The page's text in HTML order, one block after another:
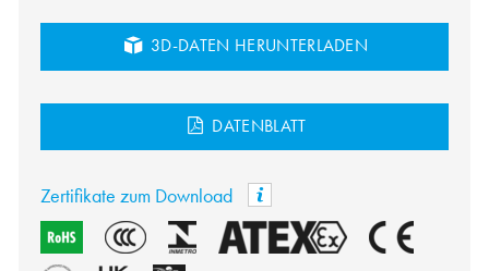
3D-DATEN HERUNTERLADEN
DATENBLATT
Zertifikate zum Download